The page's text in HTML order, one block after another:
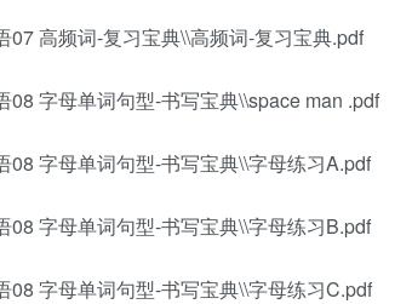
07 高频词-复习宝典\\高频词-复习宝典.pdf
08 字母单词句型-书写宝典\\space man .pdf
08 字母单词句型-书写宝典\\字母练习A.pdf
08 字母单词句型-书写宝典\\字母练习B.pdf
08 字母单词句型-书写宝典\\字母练习C.pdf